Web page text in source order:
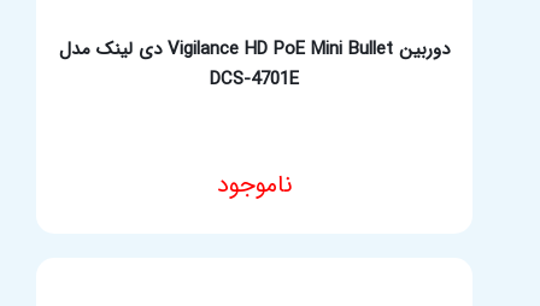
دوربین Vigilance HD PoE Mini Bullet دی لینک مدل
DCS-4701E
ناموجود